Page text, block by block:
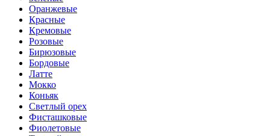
Оранжевые
Красные
Кремовые
Розовые
Бирюзовые
Бордовые
Латте
Мокко
Коньяк
Светлый орех
Фисташковые
Фиолетовые